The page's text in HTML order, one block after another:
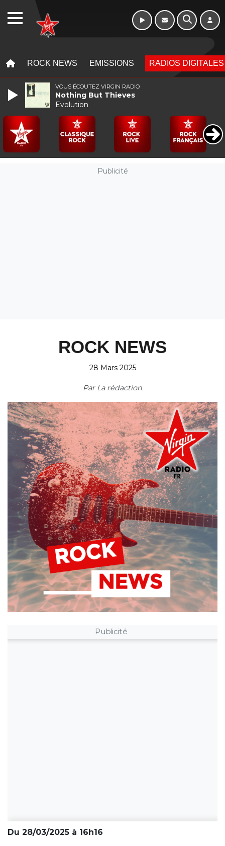
ROCK NEWS EMISSIONS RADIOS DIGITALES
Publicité
ROCK NEWS
28 Mars 2025
Par La rédaction
Publicité
Du 28/03/2025 à 16h16
VOUS ÉCOUTEZ VIRGIN RADIO
Nothing But Thieves
Evolution
WEBRADIO